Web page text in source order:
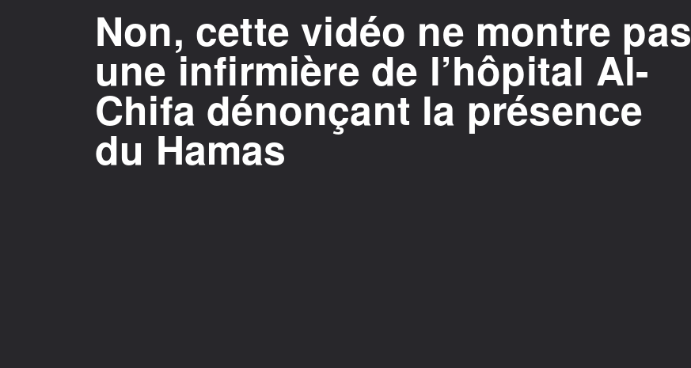
Non, cette vidéo ne montre pas
une infirmière de l’hôpital Al-
Chifa dénonçant la présence
du Hamas